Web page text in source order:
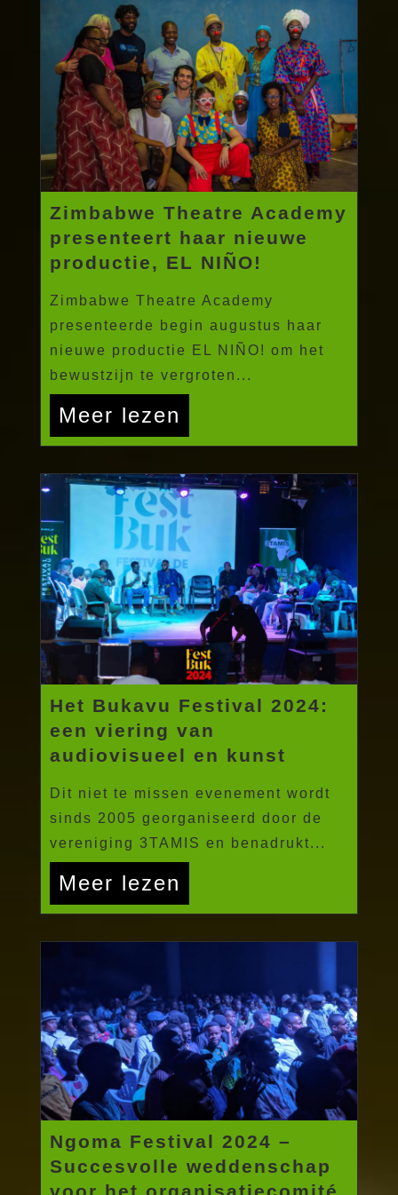
Zimbabwe Theatre Academy
presenteert haar nieuwe
productie, EL NIÑO!
Zimbabwe Theatre Academy
presenteerde begin augustus haar
nieuwe productie EL NIÑO! om het
bewustzijn te vergroten...
Meer lezen
Het Bukavu Festival 2024:
een viering van
audiovisueel en kunst
Dit niet te missen evenement wordt
sinds 2005 georganiseerd door de
vereniging 3TAMIS en benadrukt...
Meer lezen
Ngoma Festival 2024 –
Succesvolle weddenschap
voor het organisatiecomité